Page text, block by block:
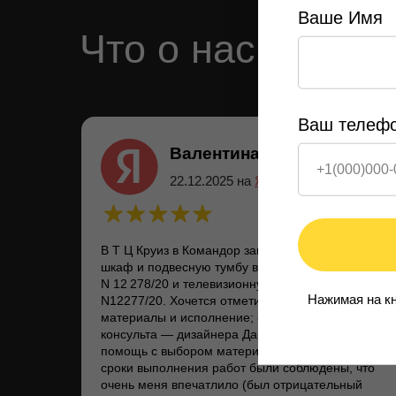
Что о нас
Валентина Куренная
В Т Ц Круиз в Командор заказала встроенный
шкаф и подвесную тумбу в прихожую заказ
N 12 278/20 и телевизионную группу заказ
N12277/20. Хочется отметить: — качественные
материалы и исполнение; - профиализм
консульта — дизайнера Дарьи, которая оказала
помощь с выбором материала, дизайном; -
сроки выполнения работ были соблюдены, что
очень меня впечатлило (был отрицательный
22.12.2025 на Яндекс
Ваше Имя
Ваш
Нажимая на